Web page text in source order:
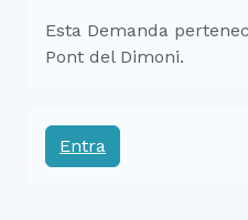
Esta Demanda
Pont del Dimoni.
Entra